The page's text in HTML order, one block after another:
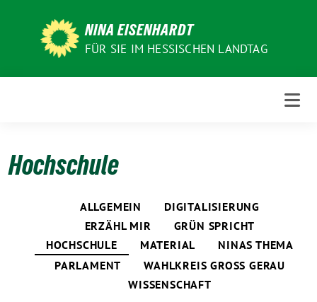
NINA EISENHARDT
FÜR SIE IM HESSISCHEN LANDTAG
Hochschule
ALLGEMEIN
DIGITALISIERUNG
ERZÄHL MIR
GRÜN SPRICHT
HOCHSCHULE
MATERIAL
NINAS THEMA
PARLAMENT
WAHLKREIS GROSS GERAU
WISSENSCHAFT